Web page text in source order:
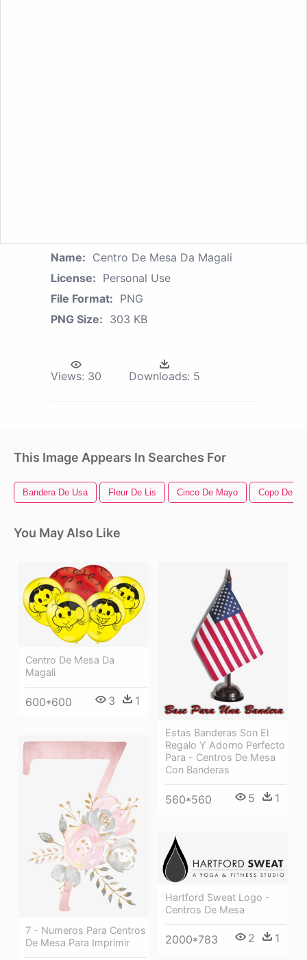
Name: Centro De Mesa Da Magali
License: Personal Use
File Format: PNG
PNG Size: 303 KB
Views: 30 Downloads: 5
This Image Appears In Searches For
Bandera De Usa Fleur De Lis Cinco De Mayo Copo De
You May Also Like
Centro De Mesa Da
Magali
600*600 3 1
Estas Banderas Son El
Regalo Y Adorno Perfecto
Para - Centros De Mesa
Con Banderas
560*560 5 1
7 - Numeros Para Centros
De Mesa Para Imprimir
Hartford Sweat Logo -
Centros De Mesa
2000*783 2 1